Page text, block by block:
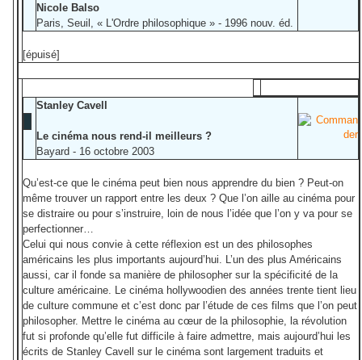
Nicole Balso
Paris, Seuil, « L'Ordre philosophique » - 1996 nouv. éd.
[épuisé]
Stanley Cavell
Le cinéma nous rend-il meilleurs ?
Bayard - 16 octobre 2003
Qu’est-ce que le cinéma peut bien nous apprendre du bien ? Peut-on
même trouver un rapport entre les deux ? Que l’on aille au cinéma pour
se distraire ou pour s’instruire, loin de nous l’idée que l’on y va pour se
perfectionner…
Celui qui nous convie à cette réflexion est un des philosophes
américains les plus importants aujourd’hui. L’un des plus Américains
aussi, car il fonde sa manière de philosopher sur la spécificité de la
culture américaine. Le cinéma hollywoodien des années trente tient lieu
de culture commune et c’est donc par l’étude de ces films que l’on peut
philosopher. Mettre le cinéma au cœur de la philosophie, la révolution
fut si profonde qu’elle fut difficile à faire admettre, mais aujourd’hui les
écrits de Stanley Cavell sur le cinéma sont largement traduits et